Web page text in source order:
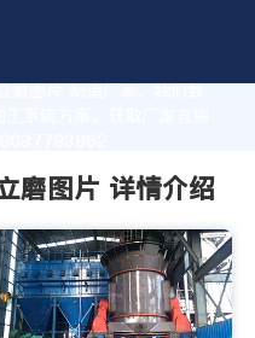
磨图片 制造厂家，我们致
系统方案。获取厂家直销
磨图片 详情介绍